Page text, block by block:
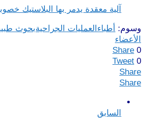
آلية معقدة يدمر بها البلاستيك
وسوم: أطباء العمليات الجراحيةبحوث
الأعضاء
Share 0
Tweet 0
Share
Share
السابق